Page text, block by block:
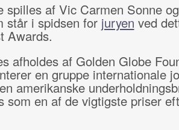
spilles af Vic Carmen Sonne
står i spidsen for juryen ved
Awards.
afholdes af Golden Globe
en gruppe internationale
amerikanske
som en af de vigtigste priser